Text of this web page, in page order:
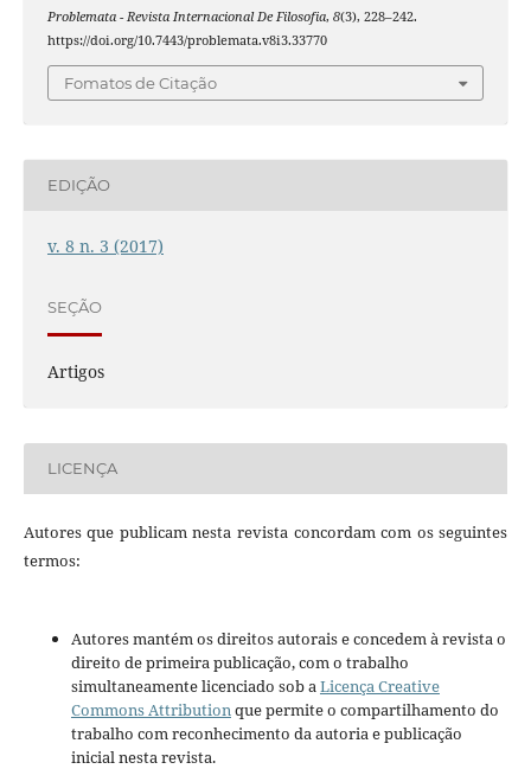
Problemata - Revista Internacional De Filosofia, 8(3), 228–242.
https://doi.org/10.7443/problemata.v8i3.33770
Fomatos de Citação
EDIÇÃO
v. 8 n. 3 (2017)
SEÇÃO
Artigos
LICENÇA
Autores que publicam nesta revista concordam com os seguintes
termos:
Autores mantém os direitos autorais e concedem à revista o
direito de primeira publicação, com o trabalho
simultaneamente licenciado sob aLicença Creative
Commons Attributionque permite o compartilhamento do
trabalho com reconhecimento da autoria e publicação
inicial nesta revista.